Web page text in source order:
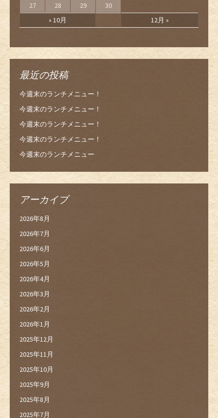
« 10月 12月 »
27
28 29 30
最近の投稿
今週末のランチメニュー！
今週末のランチメニュー！
今週末のランチメニュー！
今週末のランチメニュー！
今週末のランチメニュー
アーカイブ
2026年8月
2026年7月
2026年6月
2026年5月
2026年4月
2026年3月
2026年2月
2026年1月
2025年12月
2025年11月
2025年10月
2025年9月
2025年8月
2025年7月